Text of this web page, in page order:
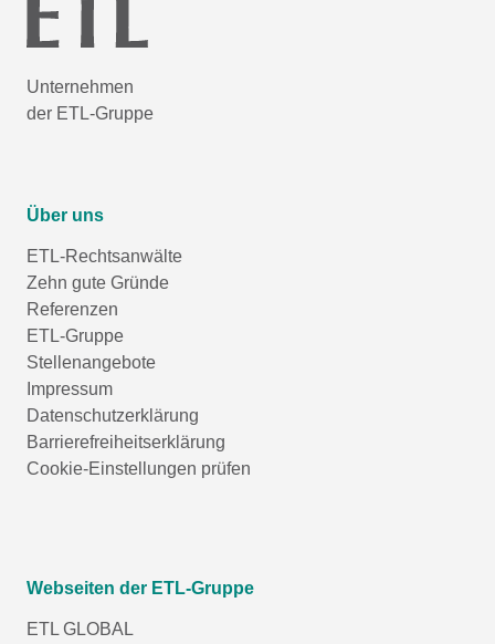
Unternehmen
der ETL-Gruppe
Über uns
ETL-Rechtsanwälte
Zehn gute Gründe
Referenzen
ETL-Gruppe
Stellenangebote
Impressum
Datenschutzerklärung
Barrierefreiheitserklärung
Cookie-Einstellungen prüfen
Webseiten der ETL-Gruppe
ETL GLOBAL